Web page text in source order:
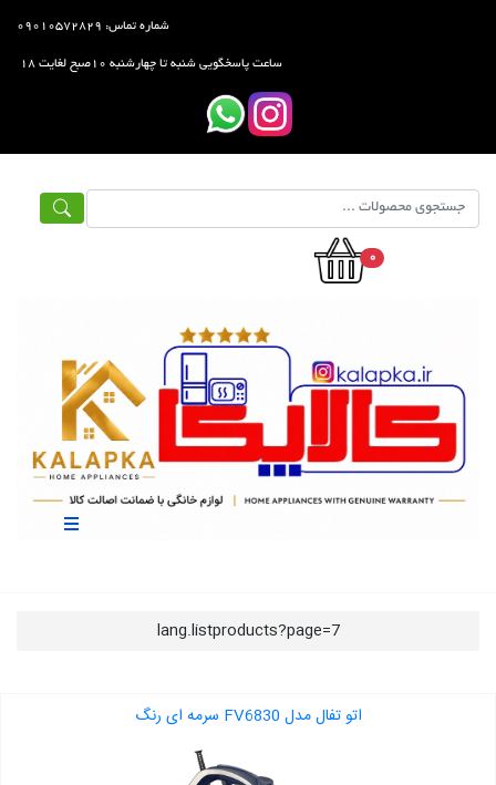
شماره تماس: ۰۹۰۱۰۵۷۲۸۲۹
ساعت پاسخگویی شنبه تا چهارشنبه ۱۰صبح لغایت ۱۸
0
lang.listproducts?page=7
اتو تفال مدل FV6830 سرمه ای رنگ